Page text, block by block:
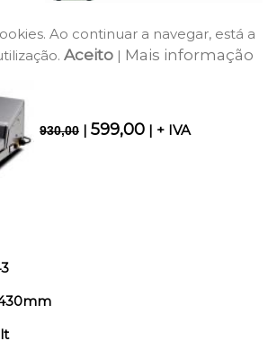
Ao continuar a navegar, está a
Aceito | Mais informação
930,00 | 599,00 | + IVA